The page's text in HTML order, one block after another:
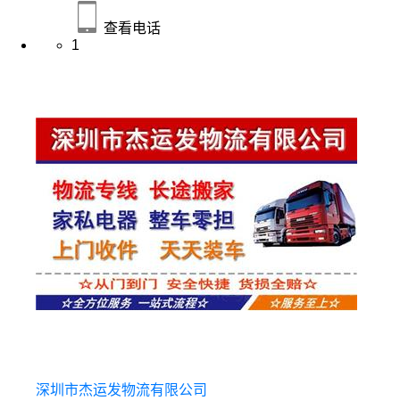
查看电话
1
深圳市杰运发物流有限公司